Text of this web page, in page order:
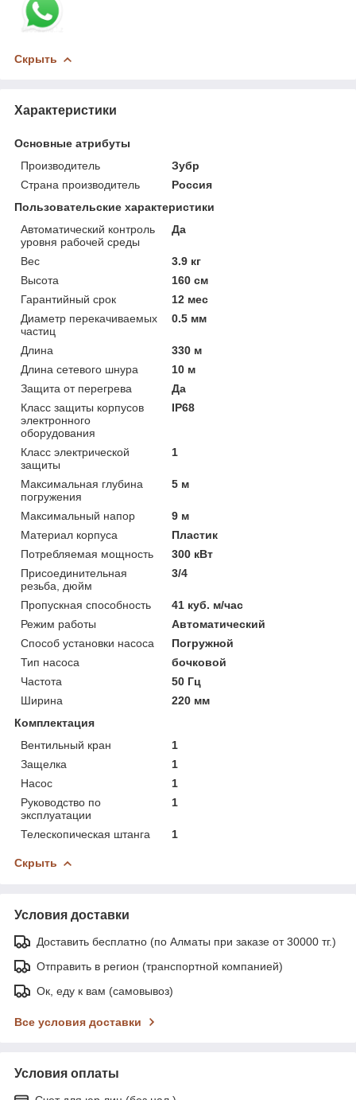
Скрыть
Характеристики
Основные атрибуты
Производитель
Зубр
Страна производитель
Россия
Пользовательские характеристики
Автоматический контроль
уровня рабочей среды
Да
Вес
3.9 кг
Высота
160 см
Гарантийный срок
12 мес
Диаметр перекачиваемых
частиц
0.5 мм
Длина
330 м
Длина сетевого шнура
10 м
Защита от перегрева
Да
Класс защиты корпусов
электронного
оборудования
IP68
Класс электрической
защиты
1
Максимальная глубина
погружения
5 м
Максимальный напор
9 м
Материал корпуса
Пластик
Потребляемая мощность
300 кВт
Присоединительная
резьба, дюйм
3/4
Пропускная способность
41 куб. м/час
Режим работы
Автоматический
Способ установки насоса
Погружной
Тип насоса
бочковой
Частота
50 Гц
Ширина
220 мм
Комплектация
Вентильный кран
1
Защелка
1
Насос
1
Руководство по
эксплуатации
1
Телескопическая штанга 1
Скрыть
Условия доставки
Доставить бесплатно (по Алматы при заказе от 30000 тг.)
Отправить в регион (транспортной компанией)
Ок, еду к вам (самовывоз)
Все условия доставки
Условия оплаты